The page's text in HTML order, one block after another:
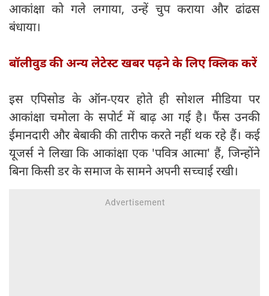
आकांक्षा को गले लगाया, उन्हें चुप कराया और ढांढस
बंधाया।
बॉलीवुड की अन्य लेटेस्ट खबर पढ़ने के लिए क्लिक करें
इस एपिसोड के ऑन-एयर होते ही सोशल मीडिया पर
आकांक्षा चमोला के सपोर्ट में बाढ़ आ गई है। फैंस उनकी
ईमानदारी और बेबाकी की तारीफ करते नहीं थक रहे हैं। कई
यूजर्स ने लिखा कि आकांक्षा एक 'पवित्र आत्मा' हैं, जिन्होंने
बिना किसी डर के समाज के सामने अपनी सच्चाई रखी।